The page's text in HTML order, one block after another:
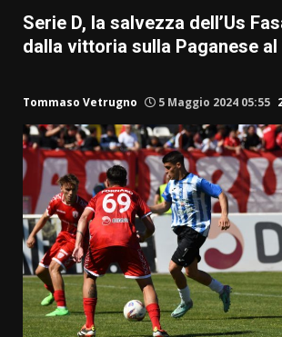
Serie D, la salvezza dell’Us
dalla vittoria sulla Paganese al
Tommaso Vetrugno 5 Maggio 2024 05:55